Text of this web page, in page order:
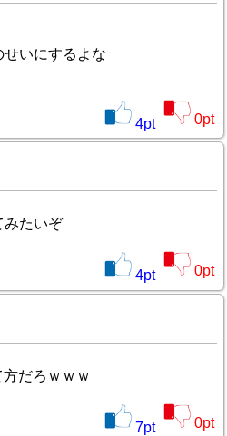
いにするよな
4pt 0pt
みたいぞ
4pt 0pt
だろｗｗｗ
7pt 0pt